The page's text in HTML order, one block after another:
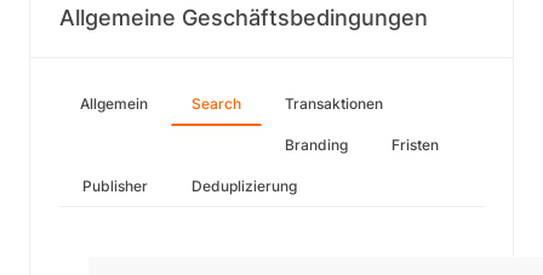
Allgemeine Geschäftsbedingungen
Allgemein Search Transaktionen
Branding Fristen
Publisher Deduplizierung